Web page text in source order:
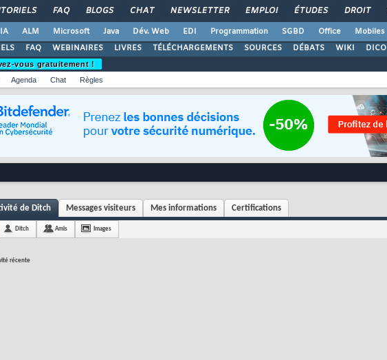
FAQ BLOGS CHAT NEWSLETTER EMPLOI ÉTUDES DROIT
IA ALM Microsoft Java Dév. Web EDI Programmation SGBD Office Mobiles
FAQ WEBINAIRES LIVRES TÉLÉCHARGEMENTS SOURCES DÉBATS WIKI DICO
vous gratuitement !
Agenda Chat Règles
de Ditch Messages visiteurs Mes informations Certifications
Ditch Amis Images
récente